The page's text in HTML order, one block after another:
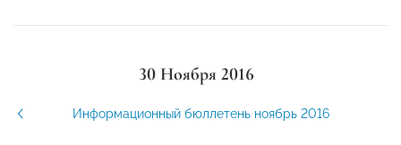
30 Ноября 2016
Информационный бюллетень ноябрь 2016